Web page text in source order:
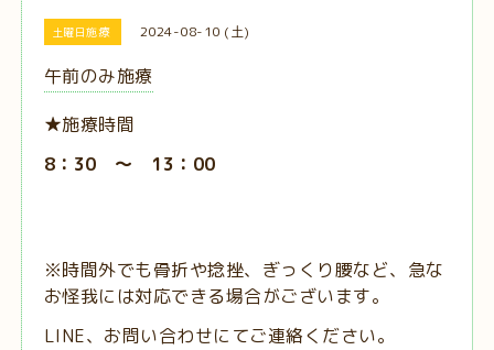
土曜日施療 2024-08-10 (土)
午前のみ施療
★施療時間
8：30 ～ 13：00
※時間外でも骨折や捻挫、ぎっくり腰など、急な
お怪我には対応できる場合がございます。
LINE、お問い合わせにてご連絡ください。